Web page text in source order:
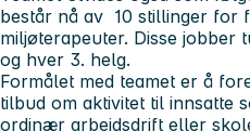
består nå av 10 stillinger for
miljøterapeuter. Disse jobber
og hver 3. helg.
Formålet med teamet er å
tilbud om aktivitet til innsatte
ordinær arbeidsdrift eller